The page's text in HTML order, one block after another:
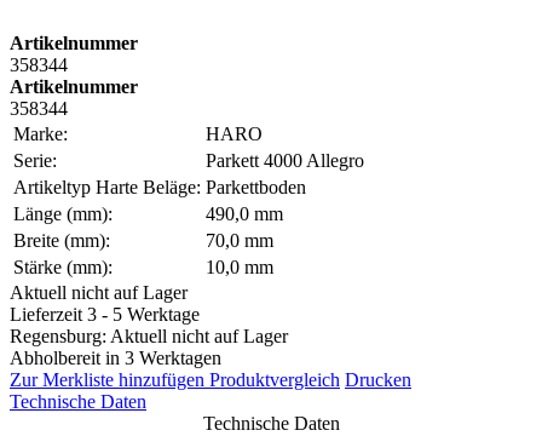
Artikelnummer
358344
Artikelnummer
358344
Marke:
HARO
Serie:
Parkett 4000 Allegro
Artikeltyp Harte Beläge: Parkettboden
Länge (mm):
490,0 mm
Breite (mm):
70,0 mm
Stärke (mm):
10,0 mm
Aktuell nicht auf Lager
Lieferzeit 3 - 5 Werktage
Regensburg: Aktuell nicht auf Lager
Abholbereit in 3 Werktagen
Zur Merkliste hinzufügen Produktvergleich Drucken
Technische Daten
Technische Daten